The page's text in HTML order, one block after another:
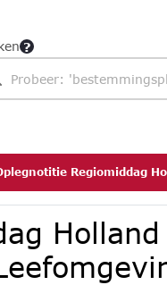
Regiomiddag Holland Rijnland
Holland